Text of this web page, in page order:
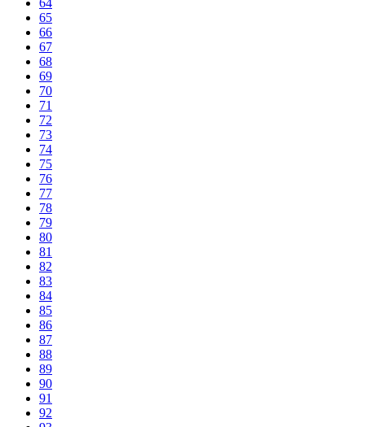
65
66
67
68
69
70
71
72
73
74
75
76
77
78
79
80
81
82
83
84
85
86
87
88
89
90
91
92